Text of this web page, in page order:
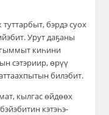
бэрдэ суох
Урут даҕаны
киһини
сэтэриир, өрүү
билэбит.
кылгас өйдөөх
кэтэһэ-